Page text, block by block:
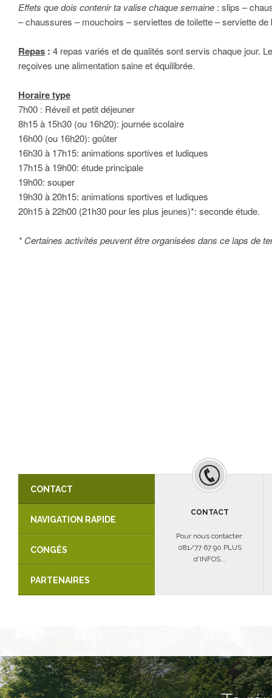
Effets que dois contenir ta valise chaque semaine : slips –
– chaussures – mouchoirs – serviettes de toilette – serviette de
Repas : 4 repas variés et de qualités sont servis chaque jour.
reçoives une alimentation saine et équilibrée.
Horaire type
7h00 : Réveil et petit déjeuner
8h15 à 15h30 (ou 16h20): journée scolaire
16h00 (ou 16h20): goûter
16h30 à 17h15: animations sportives et ludiques
17h15 à 19h00: étude principale
19h00: souper
19h30 à 20h15: animations sportives et ludiques
20h15 à 22h00 (21h30 pour les plus jeunes)*: seconde étude.
* Certaines activités peuvent être organisées dans ce laps de
CONTACT
NAVIGATION RAPIDE
CONGÉS
PARTENAIRES
CONTACT
Pour nous contacter:
081/77 67 90 PLUS
d'INFOS...